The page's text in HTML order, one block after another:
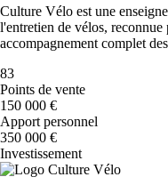
Culture Vélo est une
l'entretien de vélos, reconnue
accompagnement complet
83
Points de vente
150 000 €
Apport personnel
350 000 €
Investissement